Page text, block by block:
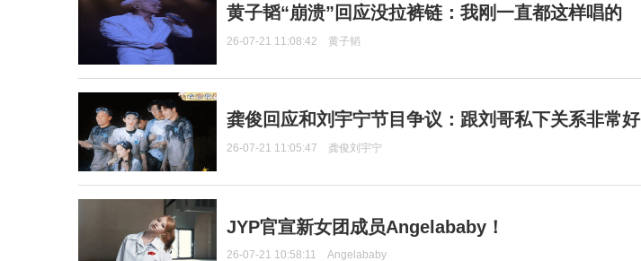
黄子韬“崩溃”回应没拉裤链：我刚一直都这样唱的
26-07-21 11:08:42 黄子韬
龚俊回应和刘宇宁节目争议：跟刘哥私下关系非常好
26-07-21 11:05:47 龚俊刘宇宁
JYP官宣新女团成员Angelababy！
26-07-21 10:58:11 Angelababy